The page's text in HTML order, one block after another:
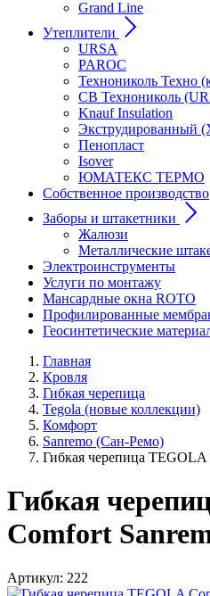
Grand Line
Утеплители
URSA
PAROC
Технониколь Техно
СВ Технониколь
Knauf Insulation
Экструдированный
Пенопласт
Isover
ЮМАТЕКС ТЕРМО
Собственное производство
Заборы и штакетники
Жалюзи
Металлические
Электроинструменты
Услуги по монтажу
Мансардные окна ROTO
Профилированные
Геосинтетические
Главная
Кровля
Гибкая черепица
Tegola (новые коллекции)
Комфорт
Sanremo (Сан-Ремо)
Гибкая черепица TEGOLA
Гибкая
Comfort
Артикул: 222